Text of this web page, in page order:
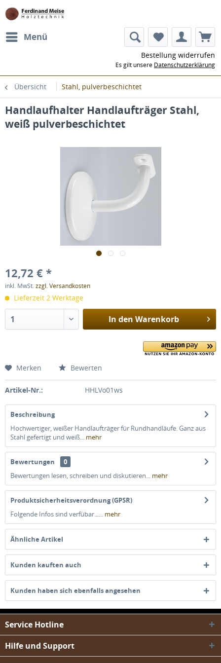
Menü
Bestellung widerrufen
Es gilt unsere Datenschutzerklärung
Übersicht Stahl, pulverbeschichtet
Handlaufhalter Handlaufträger Stahl,
weiß pulverbeschichtet
12,72 € *
inkl. MwSt.zzgl. Versandkosten
Lieferzeit 2 Werktage
In den Warenkorb
Merken Bewerten
Artikel-Nr.: HHLVo01ws
Beschreibung
Hochwertiger, weißer Handlaufträger für Rundhandläufe. Ganz aus
Stahl gefertigt und weiß... mehr
Bewertungen
0
Bewertungen lesen, schreiben und diskutieren... mehr
Produktsicherheitsverordnung (GPSR)
Folgende Infos sind verfübar...... mehr
Ähnliche Artikel
Kunden kauften auch
Kunden haben sich ebenfalls angesehen
Service Hotline
Hilfe und Support